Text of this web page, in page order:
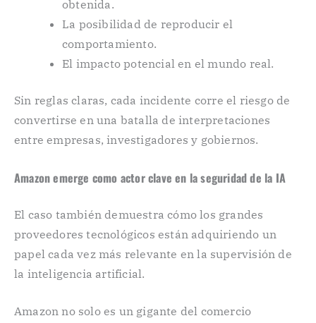
obtenida.
La posibilidad de reproducir el
comportamiento.
El impacto potencial en el mundo real.
Sin reglas claras, cada incidente corre el riesgo de
convertirse en una batalla de interpretaciones
entre empresas, investigadores y gobiernos.
Amazon emerge como actor clave en la seguridad de la IA
El caso también demuestra cómo los grandes
proveedores tecnológicos están adquiriendo un
papel cada vez más relevante en la supervisión de
la inteligencia artificial.
Amazon no solo es un gigante del comercio